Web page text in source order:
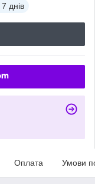
7 днів
Оплата Умови